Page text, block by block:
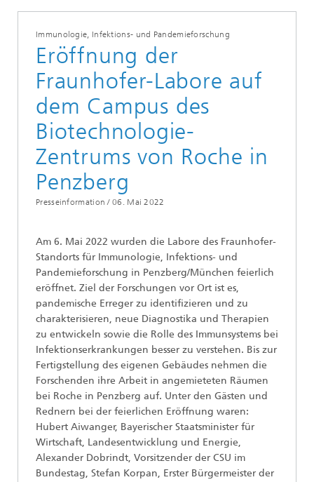
Immunologie, Infektions- und Pandemieforschung
Eröffnung der
Fraunhofer-Labore auf
dem Campus des
Biotechnologie-
Zentrums von Roche in
Penzberg
Presseinformation / 06. Mai 2022
Am 6. Mai 2022 wurden die Labore des Fraunhofer-
Standorts für Immunologie, Infektions- und
Pandemieforschung in Penzberg/München feierlich
eröffnet. Ziel der Forschungen vor Ort ist es,
pandemische Erreger zu identifizieren und zu
charakterisieren, neue Diagnostika und Therapien
zu entwickeln sowie die Rolle des Immunsystems bei
Infektionserkrankungen besser zu verstehen. Bis zur
Fertigstellung des eigenen Gebäudes nehmen die
Forschenden ihre Arbeit in angemieteten Räumen
bei Roche in Penzberg auf. Unter den Gästen und
Rednern bei der feierlichen Eröffnung waren:
Hubert Aiwanger, Bayerischer Staatsminister für
Wirtschaft, Landesentwicklung und Energie,
Alexander Dobrindt, Vorsitzender der CSU im
Bundestag, Stefan Korpan, Erster Bürgermeister der